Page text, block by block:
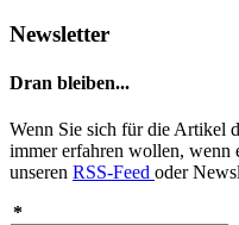
Newsletter
Dran bleiben...
Wenn Sie sich für die Artikel
immer erfahren wollen, wenn
unseren RSS-Feed oder
*